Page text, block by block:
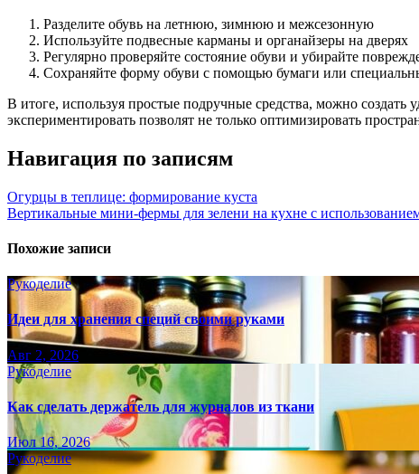
Разделите обувь на летнюю, зимнюю и межсезонную
Используйте подвесные карманы и органайзеры на дверях
Регулярно проверяйте состояние обуви и убирайте
Сохраняйте форму обуви с помощью бумаги или
В итоге, используя простые подручные средства, можно создать
экспериментировать позволят не только оптимизировать
Навигация по записям
Огурцы в теплице: формирование куста
Вертикальные мини-фермы для зелени на кухне с
Похожие записи
Рукоделие
Идеи для хранения специй своими руками
Авг 2, 2026
Рукоделие
Как сделать держатель для журналов из ткани
Июл 16, 2026
Рукоделие